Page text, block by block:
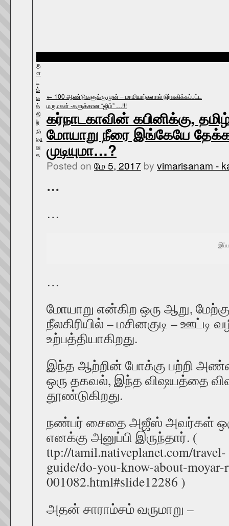
பொ
ரு
ள
ட
க்
க
த்
தி
ற்
கு
தா
வு
க
← 100 ஆண்டுகளுக்கு முன் – மாமியார்களால் நிர்வகிக்கப்பட்ட
மருமகள் -களுக்கான “ஜிம்” …!!!
கர்நாடகாவின் கபினிக்கு,
மோயாறு நீரை இங்கேயே தேக்க,
முடியுமா…?
Posted on மே 5, 2017 by vimarisanam -
…
…
…
மோயாறு என்கிற ஒரு ஆறு,
நீலகிரியில் – மசினகுடி – ஊட்டி
உற்பத்தியாகிறது.
இந்த ஆற்றின் போக்கு பற்றி
ஒரு தகவல், இந்த விஷயத்தை
தூண்டுகிறது.
நண்பர் சைதை அஜீஸ் அவர்கள் ஒரு
எனக்கு அனுப்பி இருந்தார். (
ttp://tamil.nativeplanet.com/travel-
guide/do-you-know-about-
001082.html#slide12286 )
அதன் சாராம்சம் வருமாறு –